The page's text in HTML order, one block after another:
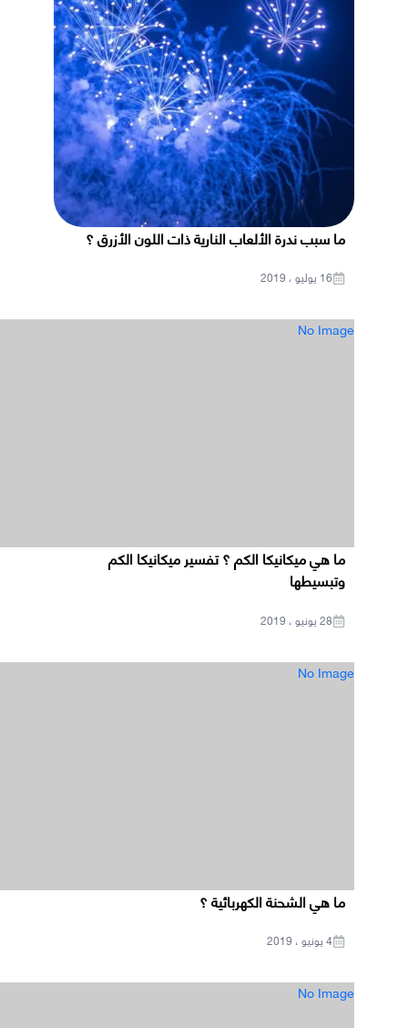
ما سبب ندرة الألعاب النارية ذات اللون الأزرق ؟
16 يوليو ، 2019
No Image
ما هي ميكانيكا الكم ؟ تفسير ميكانيكا الكم
وتبسيطها
28 يونيو ، 2019
No Image
ما هي الشحنة الكهربائية ؟
4 يونيو ، 2019
No Image